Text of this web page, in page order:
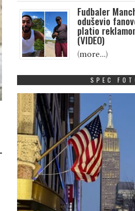
Fudbaler
oduševio
platio
(VIDEO)
(more…)
SPEC